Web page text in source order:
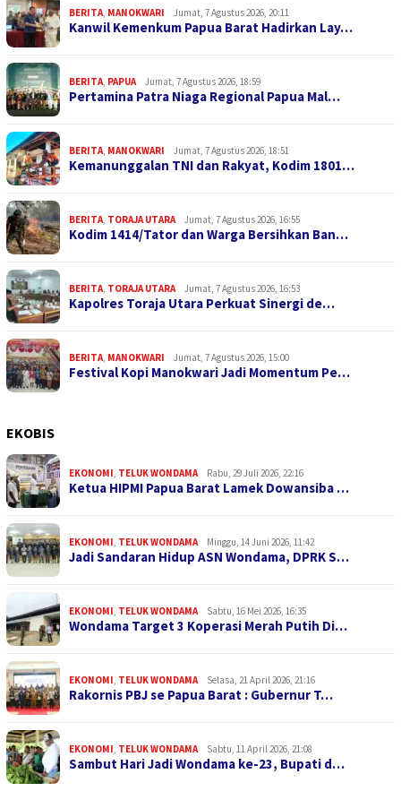
BERITA MANOKWARI Jumat, 7 Agustus 2026, 20:11
Kanwil Kemenkum Papua Barat Hadirkan Lay…
BERITA PAPUA Jumat, 7 Agustus 2026, 18:59
Pertamina Patra Niaga Regional Papua Mal…
BERITA MANOKWARI Jumat, 7 Agustus 2026, 18:51
Kemanunggalan TNI dan Rakyat, Kodim 1801…
BERITA TORAJA UTARA Jumat, 7 Agustus 2026, 16:55
Kodim 1414/Tator dan Warga Bersihkan Ban…
BERITA TORAJA UTARA Jumat, 7 Agustus 2026, 16:53
Kapolres Toraja Utara Perkuat Sinergi de…
BERITA MANOKWARI Jumat, 7 Agustus 2026, 15:00
Festival Kopi Manokwari Jadi Momentum Pe…
EKOBIS
EKONOMI TELUK WONDAMA Rabu, 29 Juli 2026, 22:16
Ketua HIPMI Papua Barat Lamek Dowansiba …
EKONOMI TELUK WONDAMA Minggu, 14 Juni 2026, 11:42
Jadi Sandaran Hidup ASN Wondama, DPRK S…
EKONOMI TELUK WONDAMA Sabtu, 16 Mei 2026, 16:35
Wondama Target 3 Koperasi Merah Putih Di…
EKONOMI TELUK WONDAMA Selasa, 21 April 2026, 21:16
Rakornis PBJ se Papua Barat : Gubernur T…
EKONOMI TELUK WONDAMA Sabtu, 11 April 2026, 21:08
Sambut Hari Jadi Wondama ke-23, Bupati d…